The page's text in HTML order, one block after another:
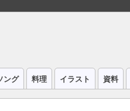
ング 料理 イラスト 資料